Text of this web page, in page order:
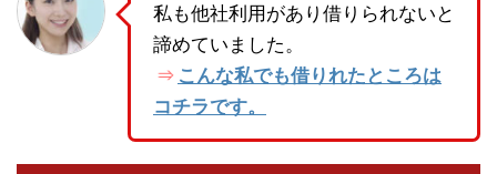
私も他社利用があり借りられないと
諦めていました。
⇒ こんな私でも借りれたところは
コチラです。